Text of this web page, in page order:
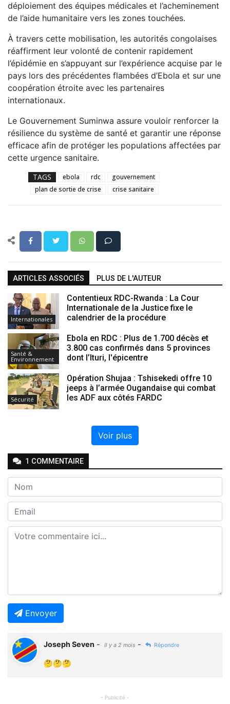
déploiement des équipes médicales et l’acheminement
de l’aide humanitaire vers les zones touchées.
À travers cette mobilisation, les autorités congolaises
réaffirment leur volonté de contenir rapidement
l’épidémie en s’appuyant sur l’expérience acquise par le
pays lors des précédentes flambées d’Ebola et sur une
coopération étroite avec les partenaires
internationaux.
Le Gouvernement Suminwa assure vouloir renforcer la
résilience du système de santé et garantir une réponse
efficace afin de protéger les populations affectées par
cette urgence sanitaire.
TAGS ebola rdc
gouvernement
plan de sortie de crise
crise sanitaire
ARTICLES ASSOCIÉS PLUS DE L'AUTEUR
Internationales
Contentieux RDC-Rwanda : La Cour
Internationale de la Justice fixe le
calendrier de la procédure
Santé &
Environnement
Ebola en RDC : Plus de 1.700 décès et
3.800 cas confirmés dans 5 provinces
dont l’Ituri, l'épicentre
Sécurité
Opération Shujaa : Tshisekedi offre 10
jeeps à l’armée Ougandaise qui combat
les ADF aux côtés FARDC
Voir plus
1 COMMENTAIRE
Envoyer
Joseph Seven - Il y a 2 mois - Répondre
🤔🤔🤔
- Publicité -